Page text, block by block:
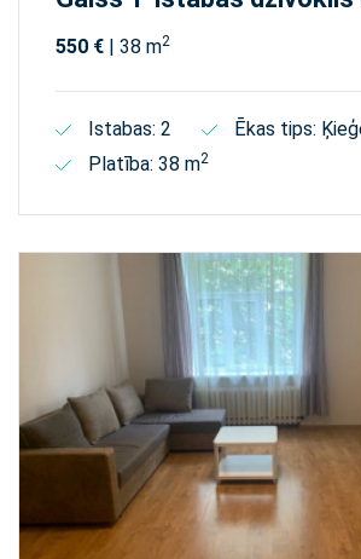
550 € | 38 m2
Istabas: 2
Ēkas tips:
Platība: 38 m2